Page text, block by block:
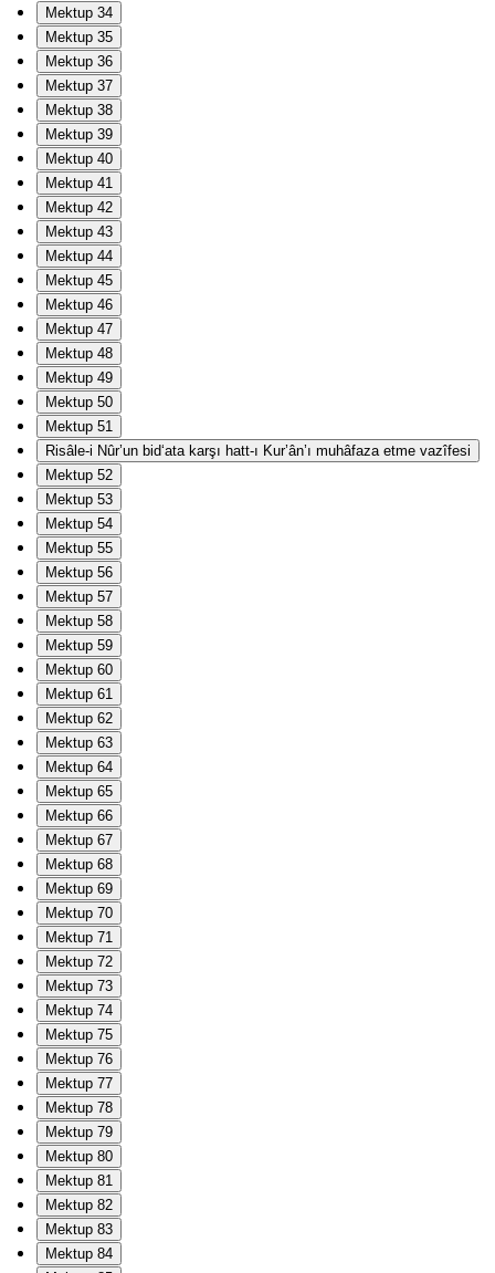
Mektup 34
Mektup 35
Mektup 36
Mektup 37
Mektup 38
Mektup 39
Mektup 40
Mektup 41
Mektup 42
Mektup 43
Mektup 44
Mektup 45
Mektup 46
Mektup 47
Mektup 48
Mektup 49
Mektup 50
Mektup 51
Risâle-i Nûr’un bid‘ata karşı hatt-ı Kur’ân’ı muhâfaza etme vazîfesi
Mektup 52
Mektup 53
Mektup 54
Mektup 55
Mektup 56
Mektup 57
Mektup 58
Mektup 59
Mektup 60
Mektup 61
Mektup 62
Mektup 63
Mektup 64
Mektup 65
Mektup 66
Mektup 67
Mektup 68
Mektup 69
Mektup 70
Mektup 71
Mektup 72
Mektup 73
Mektup 74
Mektup 75
Mektup 76
Mektup 77
Mektup 78
Mektup 79
Mektup 80
Mektup 81
Mektup 82
Mektup 83
Mektup 84